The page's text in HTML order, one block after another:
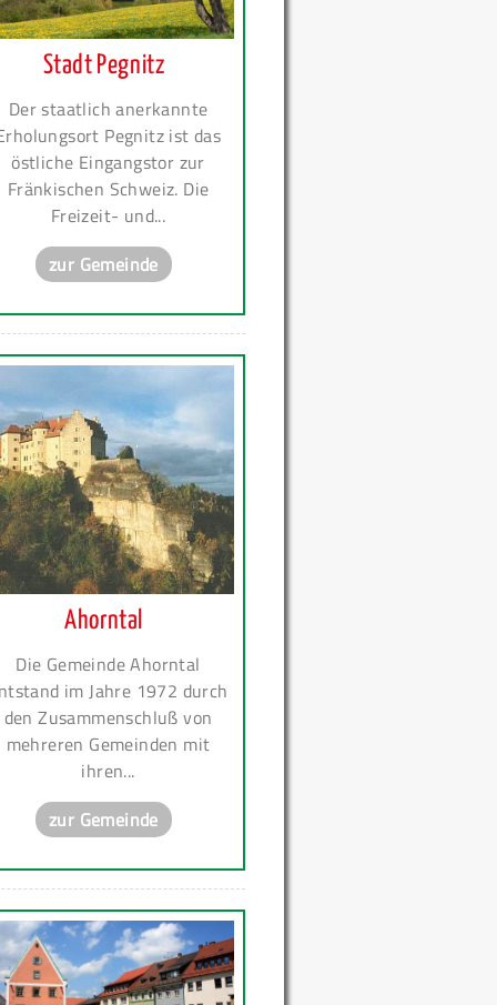
Stadt Pegnitz
Der staatlich anerkannte
Pegnitz ist das
östliche Eingangstor zur
Fränkischen Schweiz. Die
Freizeit- und...
zur Gemeinde
Ahorntal
Die Gemeinde Ahorntal
im Jahre 1972 durch
den Zusammenschluß von
mehreren Gemeinden mit
ihren...
zur Gemeinde